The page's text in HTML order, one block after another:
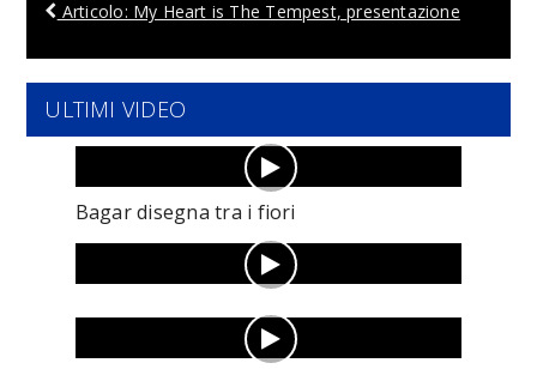
Articolo: My Heart is The Tempest, presentazione
ULTIMI VIDEO
Bagar disegna tra i fiori